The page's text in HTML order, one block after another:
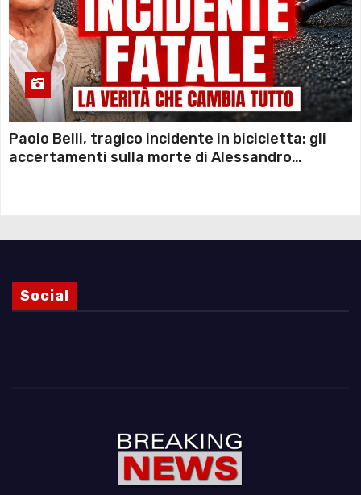
Paolo Belli, tragico incidente in bicicletta: gli
accertamenti sulla morte di Alessandro
Social